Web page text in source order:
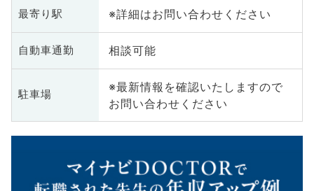
最寄り駅 ※詳細はお問い合わせください
自動車通勤 相談可能
駐車場
※最新情報を確認いたしますので
お問い合わせください